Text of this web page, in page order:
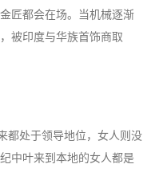
匠都会在场。当机械逐渐
被印度与华族首饰商取
都处于领导地位，女人则没
中叶来到本地的女人都是